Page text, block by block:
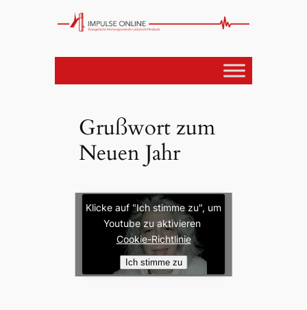
Grußwort zum
Neuen Jahr
Klicke auf "Ich stimme zu", um
Youtube zu aktivieren
Cookie-Richtlinie
Ich stimme zu